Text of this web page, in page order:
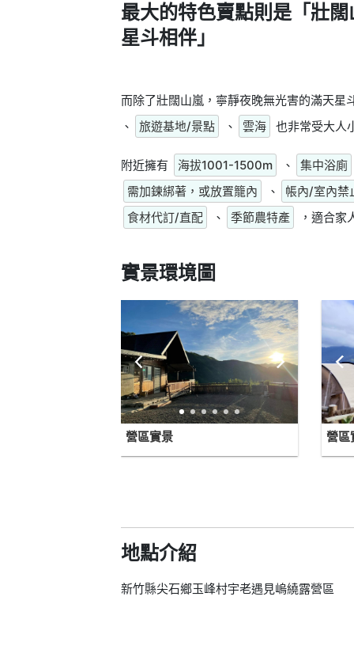
最大的特色賣點則是「壯闊
星斗相伴」
而除了壯闊山嵐，寧靜夜晚無光害的滿天星
、
旅遊基地/景點 、 雲海 也非常受大人
附近擁有 海拔1001-1500m 、
集中浴廁
需加鍊綁著，或放置籠內
、
帳內/室內禁
食材代訂/直配
、 季節農特產 ，適合家
實景環境圖
營區實景 營區
地點介紹
新竹縣尖石鄉玉峰村宇老遇見嵨繞露營區